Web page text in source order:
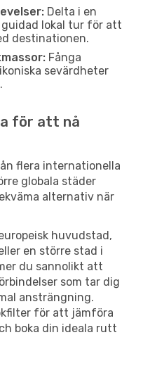
Delta i en
lokal tur för att
destinationen.
Fånga
sevärdheter
för att nå
flera internationella
globala städer
alternativ när
huvudstad,
en större stad i
du sannolikt att
som tar dig
ansträngning.
för att jämföra
boka din ideala rutt